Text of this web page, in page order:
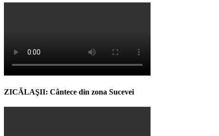
ZICĂLAŞII: Cântece din zona Sucevei